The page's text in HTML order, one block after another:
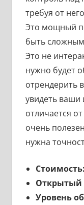
требуя от
Это мощный
быть
Это не
нужно будет
отрендерить
увидеть
отличается
очень
нужна
Стоимость:
Открытый
Уровень